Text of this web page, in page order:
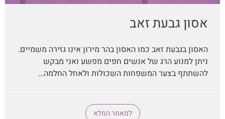
אסון גבעת זאב
האסון בגבעת זאב כמו האסון בהר מירון אינו גזירה משמיים.
ניתן למנוע הרג של אנשים חפים מפשע ואני מבקש
להשתתף בצער המשפחות השכולות ולאחל החלמה…
למאמר המלא